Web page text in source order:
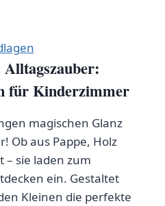
für Kinderzimmer
magischen Glanz
Ob aus Pappe, Holz
– sie laden zum
ein. Gestaltet
Kleinen die perfekte